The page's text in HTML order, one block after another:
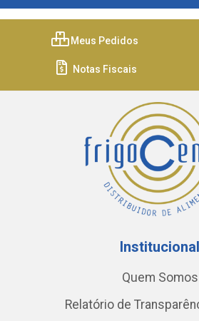
Meus Pedidos
Notas Fiscais
Institucional
Quem Somos
Relatório de